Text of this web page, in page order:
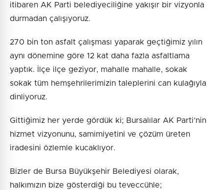
itibaren AK Parti belediyeciliğine yakışır bir vizyonla
durmadan çalışıyoruz.
270 bin ton asfalt çalışması yaparak geçtiğimiz yılın
aynı dönemine göre 12 kat daha fazla asfaltlama
yaptık. İlçe ilçe geziyor, mahalle mahalle, sokak
sokak tüm hemşehrilerimizin taleplerini can kulağıyla
dinliyoruz.
Gittiğimiz her yerde gördük ki; Bursalılar AK Parti’nin
hizmet vizyonunu, samimiyetini ve çözüm üreten
iradesini özlemle kucaklıyor.
Bizler de Bursa Büyükşehir Belediyesi olarak,
halkımızın bize gösterdiği bu teveccühle;